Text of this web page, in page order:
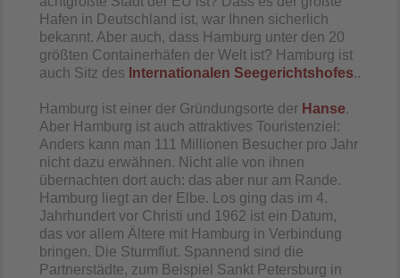
Hafen in Deutschland ist, war Ihnen sicherlich
bekannt. Aber auch, dass Hamburg unter den 20
größten Containerhäfen der Welt ist? Hamburg ist
auch Sitz des Internationalen Seegerichtshofes..
Hamburg ist einer der Gründungsorte der Hanse.
Aber Hamburg ist auch attraktives Touristenziel:
Anders kann man 111 Millionen Besucher pro Jahr
nicht dazu erwähnen. Nicht alle von ihnen
übernachten dort auch: das aber nur am Rande.
Hamburg liegt an der Elbe. Los ging das im 4.
Jahrhundert vor Christi und 1962 ist ein Datum,
das vor allem Ältere mit Hamburg in Verbindung
bringen. Die Sturmflut. Spannend sind die
Partnerstädte, zum Beispiel Sankt Petersburg in